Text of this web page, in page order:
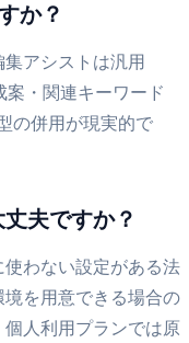
か？
アシストは汎用
・関連キーワード
の併用が現実的で
夫ですか？
わない設定がある法
境を用意できる場合の
人利用プランでは原